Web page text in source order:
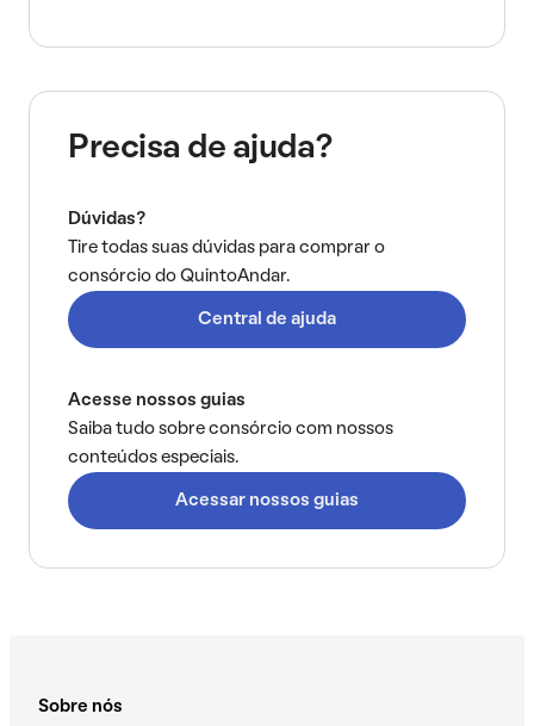
Precisa de ajuda?
Dúvidas?
Tire todas suas dúvidas para comprar o
consórcio do QuintoAndar.
Central de ajuda
Acesse nossos guias
Saiba tudo sobre consórcio com nossos
conteúdos especiais.
Acessar nossos guias
Sobre nós